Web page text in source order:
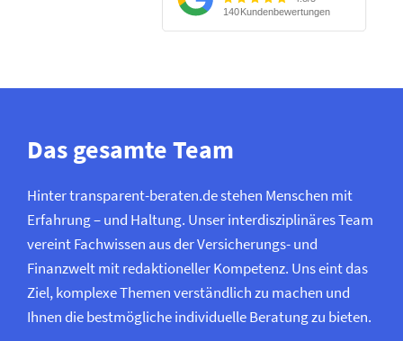
Das gesamte Team
Hinter transparent-beraten.de stehen Menschen mit
Erfahrung – und Haltung. Unser interdisziplinäres Team
vereint Fachwissen aus der Versicherungs- und
Finanzwelt mit redaktioneller Kompetenz. Uns eint das
Ziel, komplexe Themen verständlich zu machen und
Ihnen die bestmögliche individuelle Beratung zu bieten.